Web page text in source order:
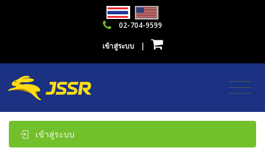
02-704-9599
เข้าสู่ระบบ |
เข้าสู่ระบบ